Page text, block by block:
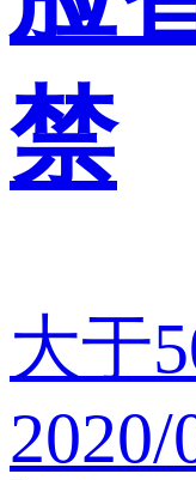
禁
大于
2020/